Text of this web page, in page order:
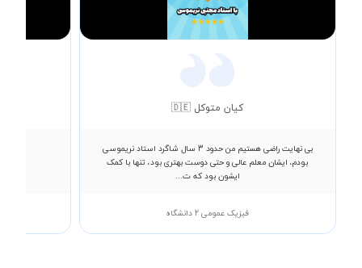
Video
کیان متوکل 🇩🇪
بی نهایت راضی هستیم من حدود 3 سال شاگرد استاد نریموسی
بودم، ایشان معلم عالی و حتی دوست بهتری بود، تنها با کمک
ایشون بود که ت...
فیزیک عمومی 2 دانشگاه